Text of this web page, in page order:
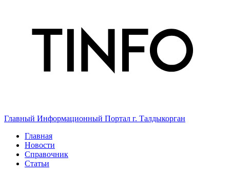
Главный Информационный Портал г. Талдыкорган
Главная
Новости
Справочник
Статьи